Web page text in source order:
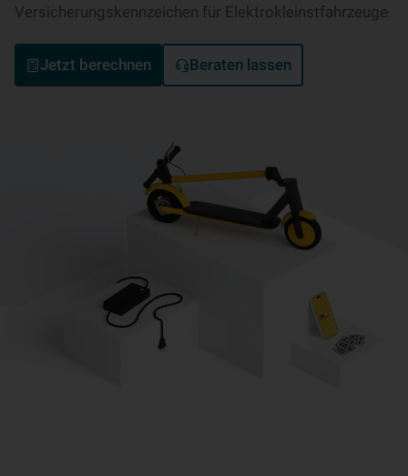
Versicherungskennzeichen für Elektrokleinstfahrzeuge
Jetzt berechnen Beraten lassen